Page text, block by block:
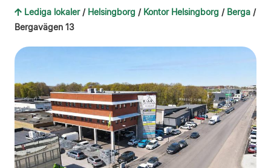
Lediga lokaler / Helsingborg / Kontor Helsingborg / Berga /
Bergavägen 13